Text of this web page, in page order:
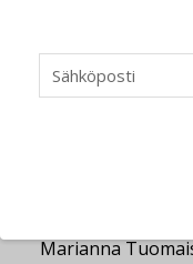
Marianna